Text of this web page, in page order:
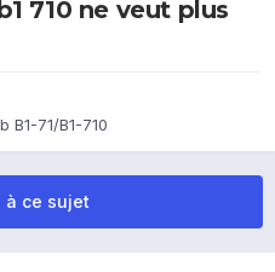
710 ne veut plus
B1-71/B1-710
à ce sujet